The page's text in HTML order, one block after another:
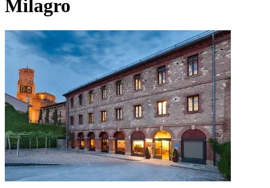
Milagro